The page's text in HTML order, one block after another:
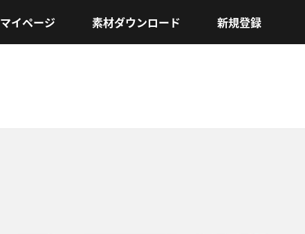
マイページ 素材ダウンロード 新規登録